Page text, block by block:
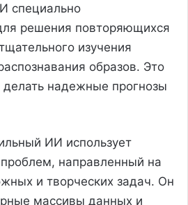
специально
решения повторяющихся
изучения
образов. Это
делать надежные прогнозы
ИИ использует
направленный на
и творческих задач. Он
массивы данных и